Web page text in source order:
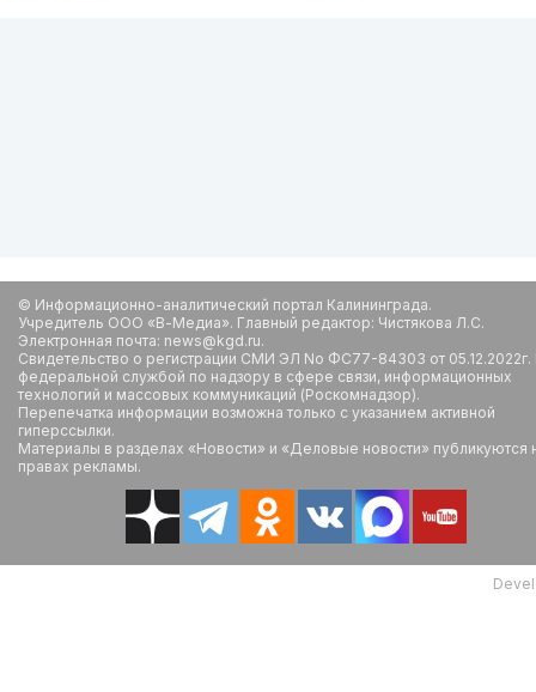
© Информационно-аналитический портал Калининграда.
Учредитель ООО «В-Медиа». Главный редактор: Чистякова Л.С.
Электронная почта: news@kgd.ru.
Свидетельство о регистрации СМИ ЭЛ No ФС77-84303 от
федеральной службой по надзору в сфере связи, информационных
технологий и массовых коммуникаций (Роскомнадзор).
Перепечатка информации возможна только с указанием активной
гиперссылки.
Материалы в разделах «Новости» и «Деловые новости» публикуются
правах рекламы.